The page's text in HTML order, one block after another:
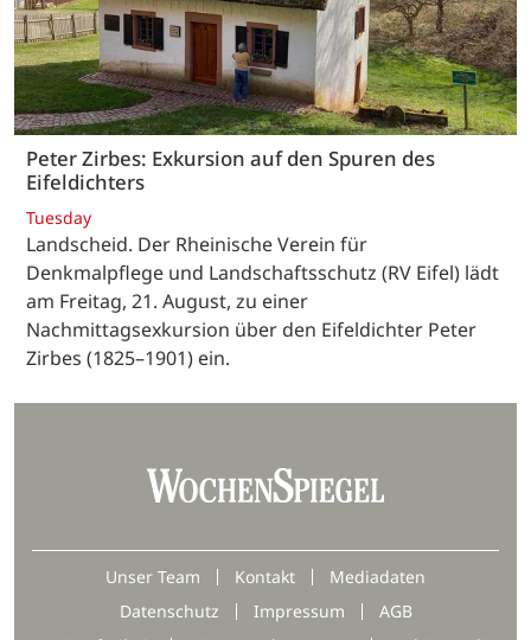
Peter Zirbes: Exkursion auf den Spuren des
Eifeldichters
Tuesday
Landscheid. Der Rheinische Verein für
Denkmalpflege und Landschaftsschutz (RV Eifel) lädt
am Freitag, 21. August, zu einer
Nachmittagsexkursion über den Eifeldichter Peter
Zirbes (1825–1901) ein.
Unser Team Kontakt
Mediadaten
Datenschutz
Impressum
AGB